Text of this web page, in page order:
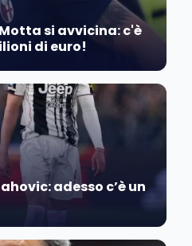
si avvicina: c'è
di euro!
adesso c’è un